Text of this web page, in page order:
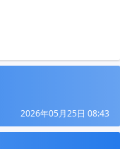
2026年05月25日 08:43